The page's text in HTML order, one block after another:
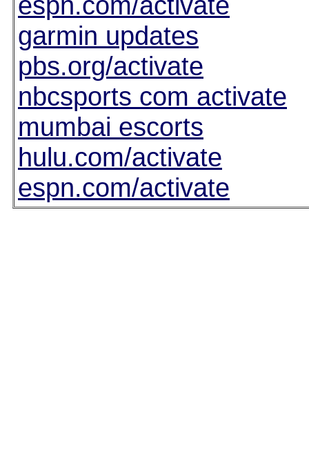
garmin updates
pbs.org/activate
nbcsports com activate
mumbai escorts
hulu.com/activate
espn.com/activate